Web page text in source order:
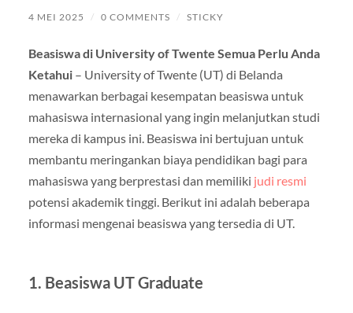
4 MEI 2025 / 0 COMMENTS / STICKY
Beasiswa di University of Twente Semua Perlu Anda
Ketahui– University of Twente (UT) di Belanda
menawarkan berbagai kesempatan beasiswa untuk
mahasiswa internasional yang ingin melanjutkan studi
mereka di kampus ini. Beasiswa ini bertujuan untuk
membantu meringankan biaya pendidikan bagi para
mahasiswa yang berprestasi dan memiliki judi resmi
potensi akademik tinggi. Berikut ini adalah beberapa
informasi mengenai beasiswa yang tersedia di UT.
1. Beasiswa UT Graduate